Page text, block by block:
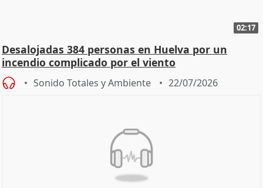
02:17
Desalojadas 384 personas en Huelva por un
incendio complicado por el viento
Sonido Totales y Ambiente 22/07/2026